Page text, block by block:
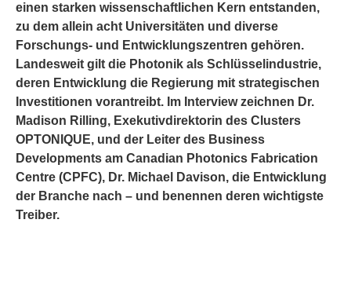
einen starken wissenschaftlichen Kern entstanden,
zu dem allein acht Universitäten und diverse
Forschungs- und Entwicklungszentren gehören.
Landesweit gilt die Photonik als Schlüsselindustrie,
deren Entwicklung die Regierung mit strategischen
Investitionen vorantreibt. Im Interview zeichnen Dr.
Madison Rilling, Exekutivdirektorin des Clusters
OPTONIQUE, und der Leiter des Business
Developments am Canadian Photonics Fabrication
Centre (CPFC), Dr. Michael Davison, die Entwicklung
der Branche nach – und benennen deren wichtigste
Treiber.